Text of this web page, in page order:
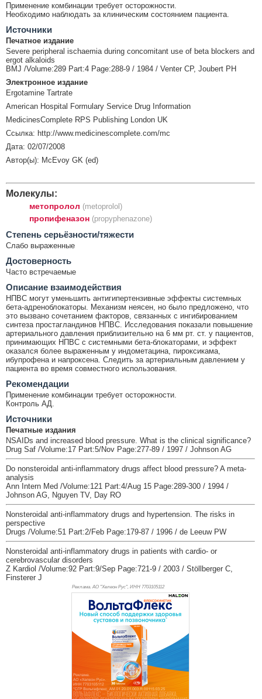
Применение комбинации требует осторожности.
Необходимо наблюдать за клиническим состоянием пациента.
Источники
Печатное издание
Severe peripheral ischaemia during concomitant use of beta blockers and
ergot alkaloids
BMJ /Volume:289 Part:4 Page:288-9 / 1984 / Venter CP, Joubert PH
Электронное издание
Ergotamine Tartrate
American Hospital Formulary Service Drug Information
MedicinesComplete RPS Publishing London UK
Ссылка: http://www.medicinescomplete.com/mc
Дата: 02/07/2008
Автор(ы): McEvoy GK (ed)
Молекулы:
метопролол (metoprolol)
пропифеназон (propyphenazone)
Cтепень серьёзности/тяжести
Слабо выраженные
Достоверность
Часто встречаемые
Описание взаимодействия
НПВС могут уменьшить антигипертензивные эффекты системных
бета-адреноблокаторы. Механизм неясен, но было предложено, что
это вызвано сочетанием факторов, связанных с ингибированием
синтеза простагландинов НПВС. Исследования показали повышение
артериального давления приблизительно на 6 мм рт. ст. у пациентов,
принимающих НПВС с системными бета-блокаторами, и эффект
оказался более выраженным у индометацина, пироксикама,
ибупрофена и напроксена. Следить за артериальным давлением у
пациента во время совместного использования.
Рекомендации
Применение комбинации требует осторожности.
Контроль АД.
Источники
Печатные издания
NSAIDs and increased blood pressure. What is the clinical significance?
Drug Saf /Volume:17 Part:5/Nov Page:277-89 / 1997 / Johnson AG
Do nonsteroidal anti-inflammatory drugs affect blood pressure? A meta-
analysis
Ann Intern Med /Volume:121 Part:4/Aug 15 Page:289-300 / 1994 /
Johnson AG, Nguyen TV, Day RO
Nonsteroidal anti-inflammatory drugs and hypertension. The risks in
perspective
Drugs /Volume:51 Part:2/Feb Page:179-87 / 1996 / de Leeuw PW
Nonsteroidal anti-inflammatory drugs in patients with cardio- or
cerebrovascular disorders
Z Kardiol /Volume:92 Part:9/Sep Page:721-9 / 2003 / Stöllberger C,
Finsterer J
Реклама. АО "Хелеон Рус", ИНН 7703105112